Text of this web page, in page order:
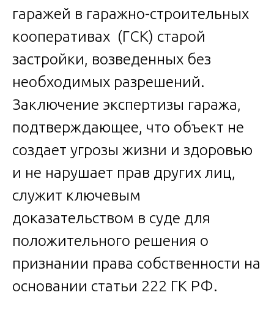
гаражей в гаражно-строительных
кооперативах (ГСК) старой
застройки, возведенных без
необходимых разрешений.
Заключение экспертизы гаража,
подтверждающее, что объект не
создает угрозы жизни и здоровью
и не нарушает прав других лиц,
служит ключевым
доказательством в суде для
положительного решения о
признании права собственности на
основании статьи 222 ГК РФ.